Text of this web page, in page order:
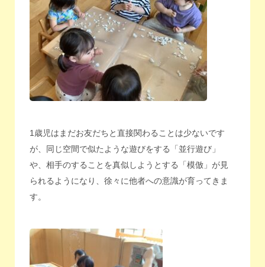
1歳児はまだお友だちと直接関わることは少ないです
が、同じ空間で似たような遊びをする「並行遊び」
や、相手のすることを真似しようとする「模倣」が見
られるようになり、徐々に他者への意識が育ってきま
す。